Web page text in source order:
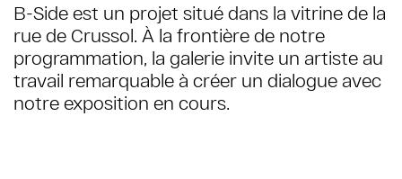
B-Side est un projet situé dans la vitrine de la
rue de Crussol. À la frontière de notre
programmation, la galerie invite un artiste au
travail remarquable à créer un dialogue avec
notre exposition en cours.